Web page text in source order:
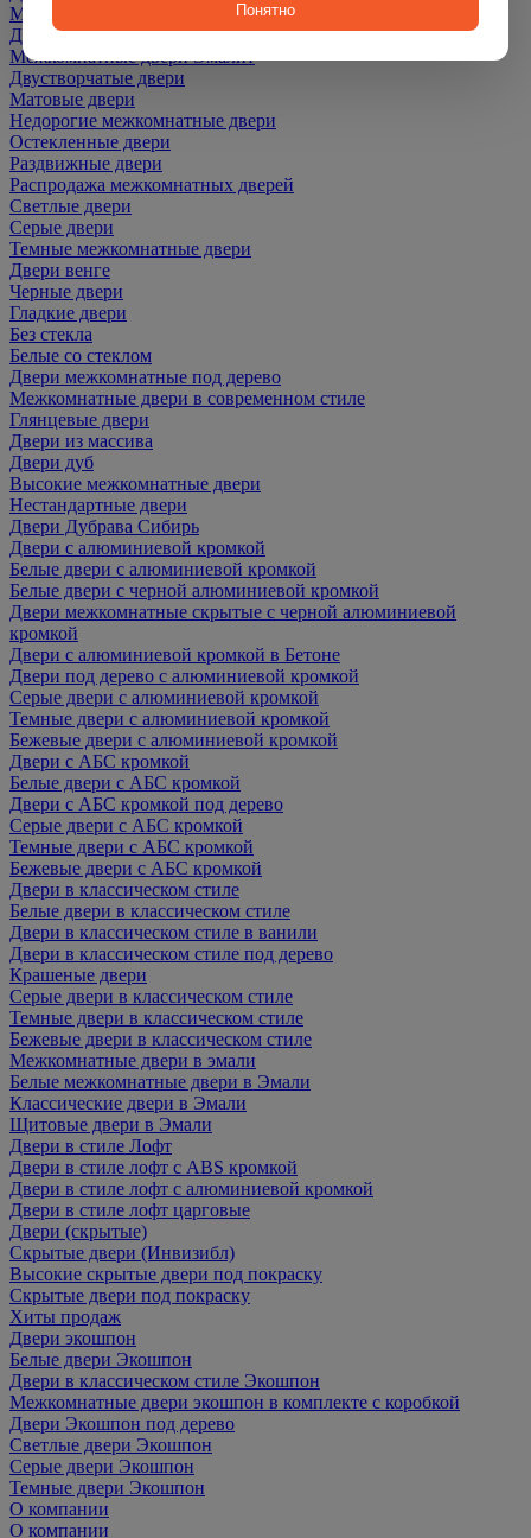
Межкомнатные двери ПЭТ
Двери со скидкой
Межкомнатные двери Эмалит
Двустворчатые двери
Матовые двери
Недорогие межкомнатные двери
Остекленные двери
Раздвижные двери
Распродажа межкомнатных дверей
Светлые двери
Серые двери
Темные межкомнатные двери
Двери венге
Черные двери
Гладкие двери
Без стекла
Белые со стеклом
Двери межкомнатные под дерево
Межкомнатные двери в современном стиле
Глянцевые двери
Двери из массива
Двери дуб
Высокие межкомнатные двери
Нестандартные двери
Двери Дубрава Сибирь
Двери с алюминиевой кромкой
Белые двери с алюминиевой кромкой
Белые двери с черной алюминиевой кромкой
Двери межкомнатные скрытые с черной алюминиевой
кромкой
Двери с алюминиевой кромкой в Бетоне
Двери под дерево с алюминиевой кромкой
Серые двери с алюминиевой кромкой
Темные двери с алюминиевой кромкой
Бежевые двери с алюминиевой кромкой
Двери с АБС кромкой
Белые двери с АБС кромкой
Двери с АБС кромкой под дерево
Серые двери с АБС кромкой
Темные двери с АБС кромкой
Бежевые двери с АБС кромкой
Двери в классическом стиле
Белые двери в классическом стиле
Двери в классическом стиле в ванили
Двери в классическом стиле под дерево
Крашеные двери
Серые двери в классическом стиле
Темные двери в классическом стиле
Бежевые двери в классическом стиле
Межкомнатные двери в эмали
Белые межкомнатные двери в Эмали
Классические двери в Эмали
Щитовые двери в Эмали
Двери в стиле Лофт
Двери в стиле лофт с ABS кромкой
Двери в стиле лофт с алюминиевой кромкой
Двери в стиле лофт царговые
Двери (скрытые)
Скрытые двери (Инвизибл)
Высокие скрытые двери под покраску
Скрытые двери под покраску
Хиты продаж
Двери экошпон
Белые двери Экошпон
Двери в классическом стиле Экошпон
Межкомнатные двери экошпон в комплекте с коробкой
Двери Экошпон под дерево
Светлые двери Экошпон
Серые двери Экошпон
Темные двери Экошпон
О компании
О компании
Понятно